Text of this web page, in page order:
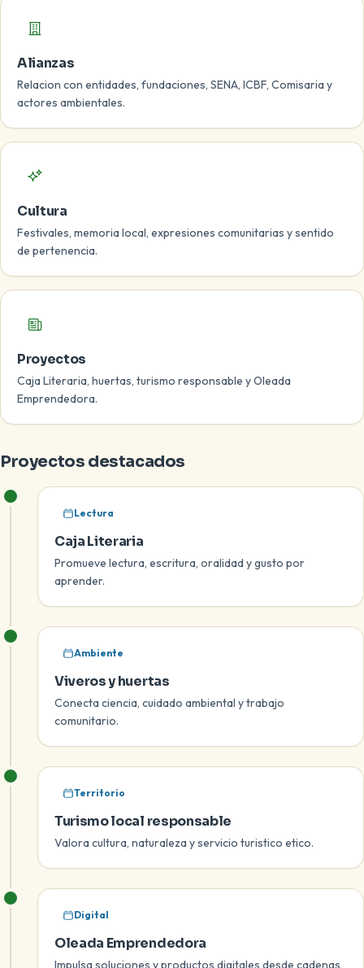
Alianzas
Relacion con entidades, fundaciones, SENA, ICBF, Comisaria y
actores ambientales.
Cultura
Festivales, memoria local, expresiones comunitarias y sentido
de pertenencia.
Proyectos
Caja Literaria, huertas, turismo responsable y Oleada
Emprendedora.
Proyectos destacados
Lectura
Caja Literaria
Promueve lectura, escritura, oralidad y gusto por
aprender.
Ambiente
Viveros y huertas
Conecta ciencia, cuidado ambiental y trabajo
comunitario.
Territorio
Turismo local responsable
Valora cultura, naturaleza y servicio turistico etico.
Digital
Oleada Emprendedora
Impulsa soluciones y productos digitales desde cadenas